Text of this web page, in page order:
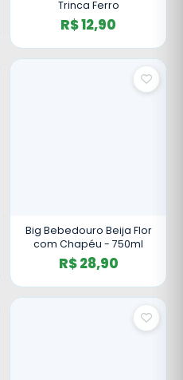
Trinca Ferro
R$ 12,90
Big Bebedouro Beija Flor
com Chapéu - 750ml
R$ 28,90